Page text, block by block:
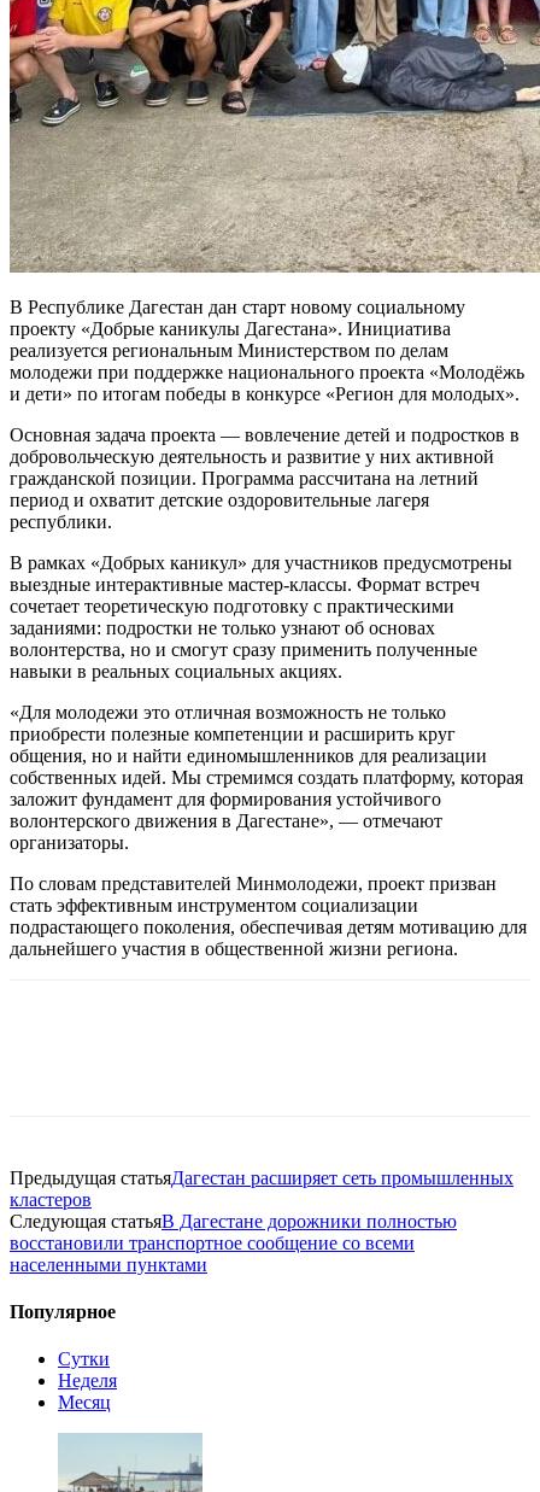
В Республике Дагестан дан старт новому социальному
проекту «Добрые каникулы Дагестана». Инициатива
реализуется региональным Министерством по делам
молодежи при поддержке национального проекта «Молодёжь
и дети» по итогам победы в конкурсе «Регион для молодых».
Основная задача проекта — вовлечение детей и подростков в
добровольческую деятельность и развитие у них активной
гражданской позиции. Программа рассчитана на летний
период и охватит детские оздоровительные лагеря
республики.
В рамках «Добрых каникул» для участников предусмотрены
выездные интерактивные мастер-классы. Формат встреч
сочетает теоретическую подготовку с практическими
заданиями: подростки не только узнают об основах
волонтерства, но и смогут сразу применить полученные
навыки в реальных социальных акциях.
«Для молодежи это отличная возможность не только
приобрести полезные компетенции и расширить круг
общения, но и найти единомышленников для реализации
собственных идей. Мы стремимся создать платформу, которая
заложит фундамент для формирования устойчивого
волонтерского движения в Дагестане», — отмечают
организаторы.
По словам представителей Минмолодежи, проект призван
стать эффективным инструментом социализации
подрастающего поколения, обеспечивая детям мотивацию для
дальнейшего участия в общественной жизни региона.
Предыдущая статьяДагестан расширяет сеть промышленных
кластеров
Следующая статьяВ Дагестане дорожники полностью
восстановили транспортное сообщение со всеми
населенными пунктами
Популярное
Сутки
Неделя
Месяц